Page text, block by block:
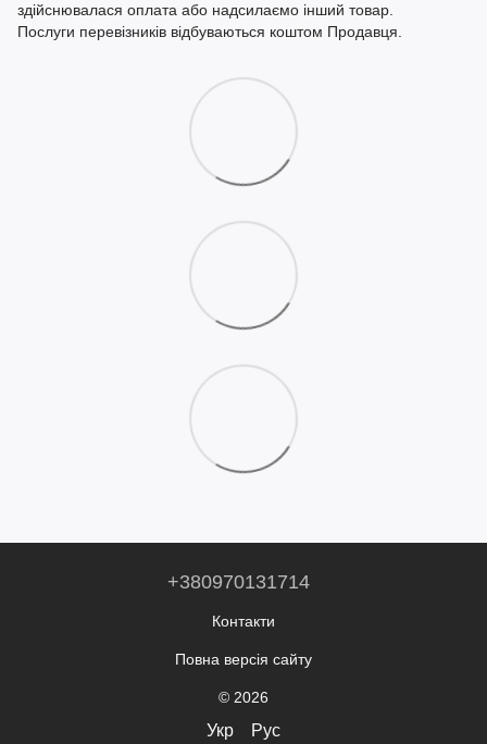
здійснювалася оплата або надсилаємо інший товар.
Послуги перевізників відбуваються коштом Продавця.
+380970131714
Контакти
Повна версія сайту
© 2026
Укр Рус